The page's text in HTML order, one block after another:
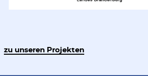
zu unseren Projekten